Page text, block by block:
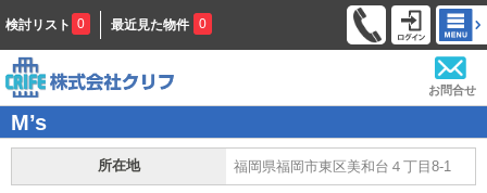
検討リスト 0 最近見た物件 0
お問合せ
M’s
所在地 福岡県福岡市東区美和台４丁目8-1